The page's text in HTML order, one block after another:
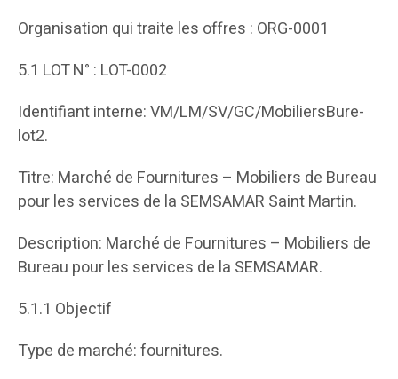
Organisation qui traite les offres : ORG-0001
5.1 LOT N° : LOT-0002
Identifiant interne: VM/LM/SV/GC/MobiliersBure-
lot2.
Titre: Marché de Fournitures – Mobiliers de Bureau
pour les services de la SEMSAMAR Saint Martin.
Description: Marché de Fournitures – Mobiliers de
Bureau pour les services de la SEMSAMAR.
5.1.1 Objectif
Type de marché: fournitures.